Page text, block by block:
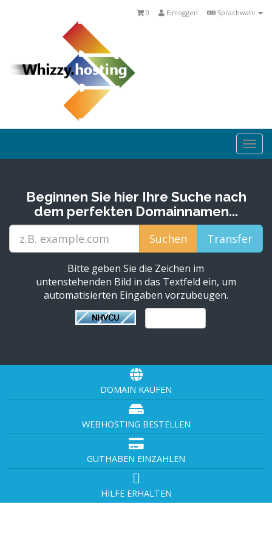
Sprachwahl
Einloggen
0
Beginnen Sie hier Ihre Suche nach
dem perfekten Domainnamen...
Bitte geben Sie die Zeichen im
untenstehenden Bild in das Textfeld ein, um
automatisierten Eingaben vorzubeugen.
DOMAIN KAUFEN
WEBHOSTING BESTELLEN
GUTHABEN EINZAHLEN
HILFE ERHALTEN